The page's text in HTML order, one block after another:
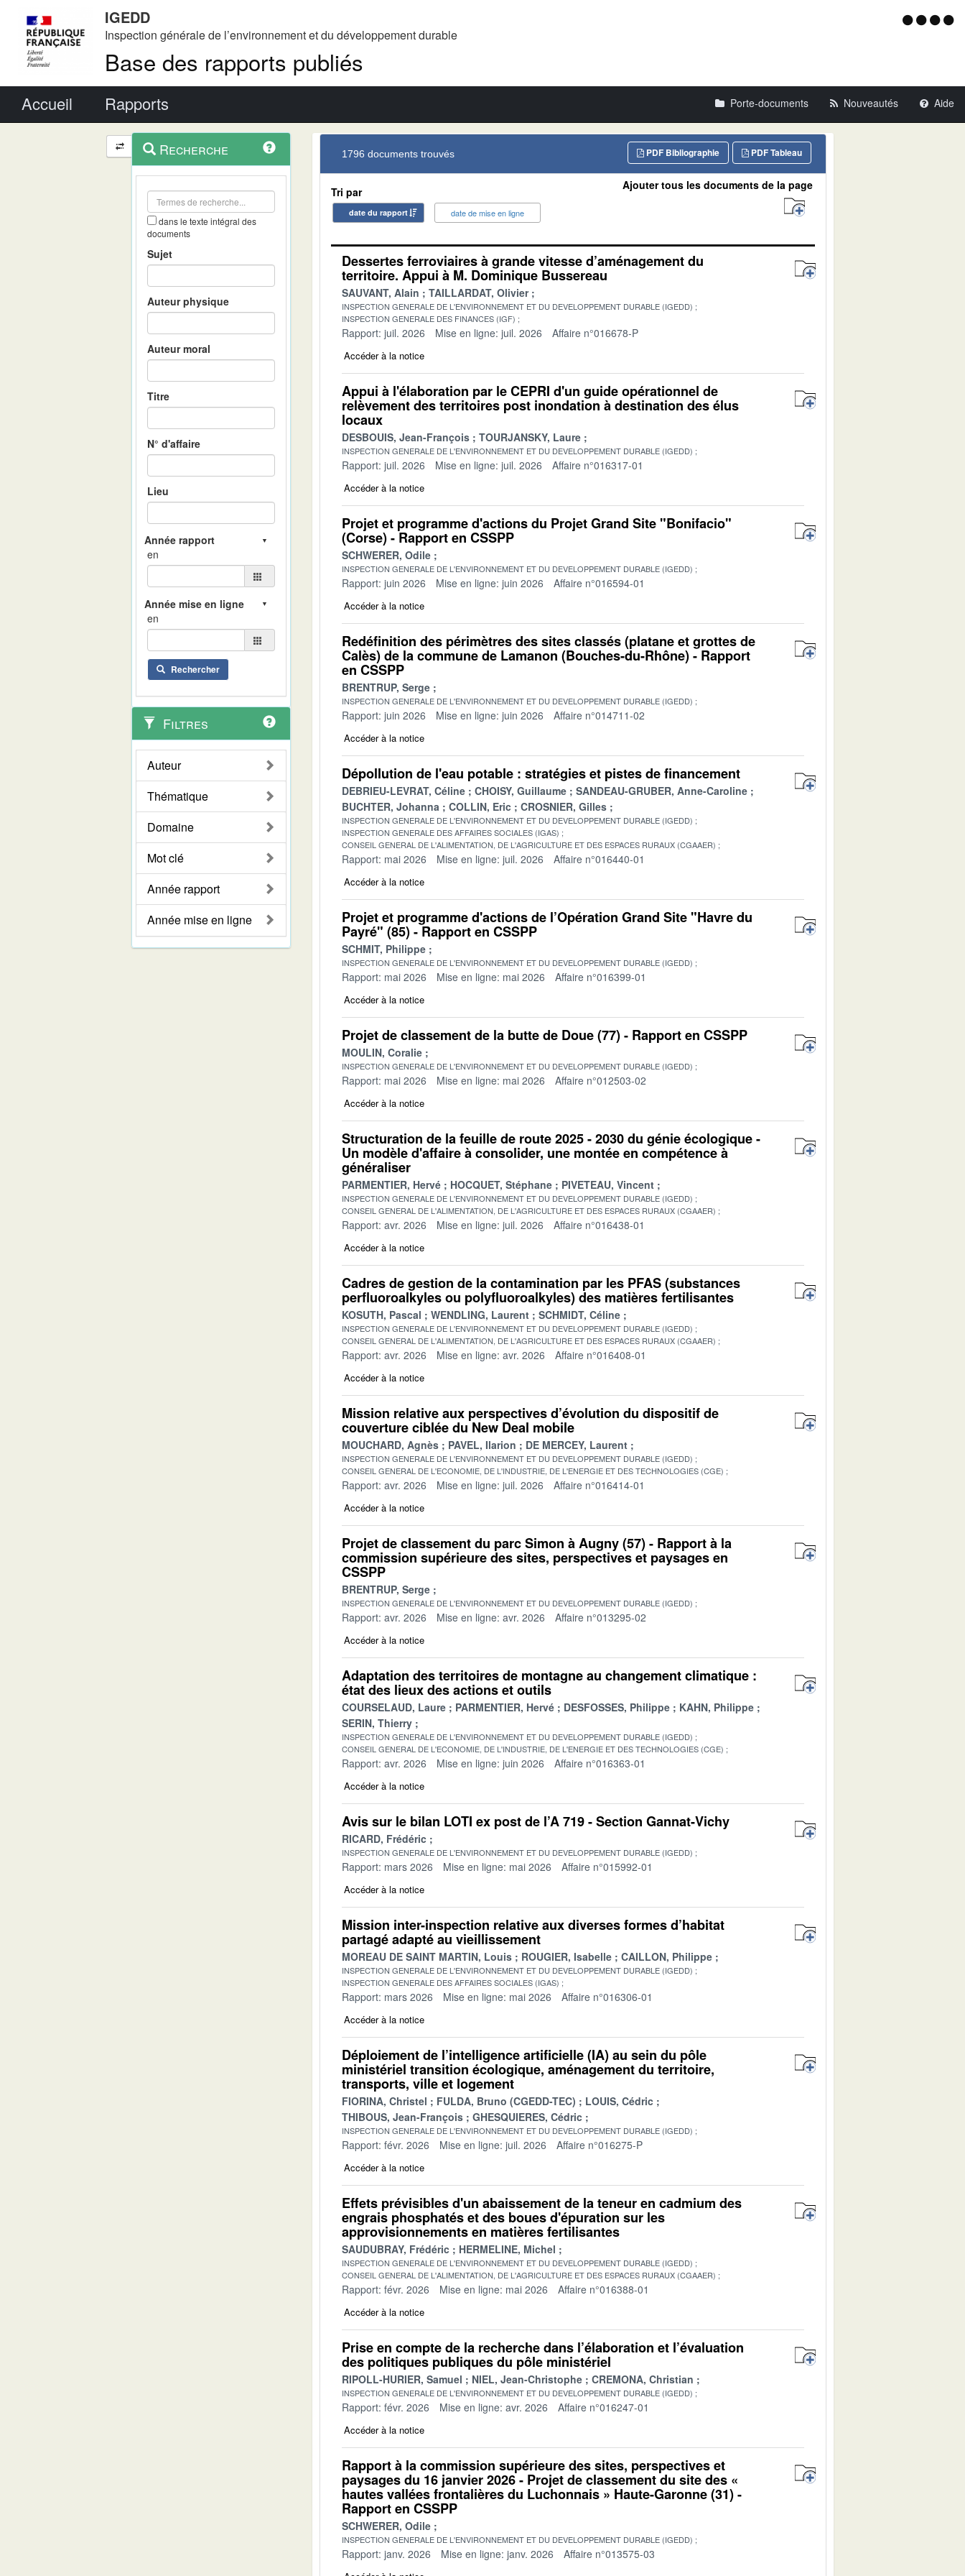
IGEDD
Inspection générale de l’environnement et du développement durable
Base des rapports publiés
Menu
Accueil Rapports Porte-documents Nouveautés Aide
Navigation
et
outils
contextuel
Recherche
dans le texte intégral des
documents
Sujet
Auteur physique
Auteur moral
Titre
N° d'affaire
Lieu
en
en
Rechercher
Filtres
Auteur
Thématique
Domaine
Mot clé
Année rapport
Année mise en ligne
1796 documents trouvés PDF Tableau
PDF Bibliographie
Tri par
date du rapport date de mise en ligne
Ajouter tous les documents de la page
Dessertes ferroviaires à grande vitesse d’aménagement du
territoire. Appui à M. Dominique Bussereau
SAUVANT, Alain TAILLARDAT, Olivier
INSPECTION GENERALE DE L'ENVIRONNEMENT ET DU DEVELOPPEMENT DURABLE (IGEDD)
INSPECTION GENERALE DES FINANCES (IGF)
Rapport: juil. 2026 Mise en ligne: juil. 2026 Affaire n°016678-P
Accéder à la notice
Appui à l'élaboration par le CEPRI d'un guide opérationnel de
relèvement des territoires post inondation à destination des élus
locaux
DESBOUIS, Jean-François TOURJANSKY, Laure
INSPECTION GENERALE DE L'ENVIRONNEMENT ET DU DEVELOPPEMENT DURABLE (IGEDD)
Rapport: juil. 2026 Mise en ligne: juil. 2026 Affaire n°016317-01
Accéder à la notice
Projet et programme d'actions du Projet Grand Site "Bonifacio"
(Corse) - Rapport en CSSPP
SCHWERER, Odile
INSPECTION GENERALE DE L'ENVIRONNEMENT ET DU DEVELOPPEMENT DURABLE (IGEDD)
Rapport: juin 2026 Mise en ligne: juin 2026 Affaire n°016594-01
Accéder à la notice
Redéfinition des périmètres des sites classés (platane et grottes de
Calès) de la commune de Lamanon (Bouches-du-Rhône) - Rapport
en CSSPP
BRENTRUP, Serge
INSPECTION GENERALE DE L'ENVIRONNEMENT ET DU DEVELOPPEMENT DURABLE (IGEDD)
Rapport: juin 2026 Mise en ligne: juin 2026 Affaire n°014711-02
Accéder à la notice
Dépollution de l'eau potable : stratégies et pistes de financement
DEBRIEU-LEVRAT, Céline CHOISY, Guillaume
SANDEAU-GRUBER, Anne-Caroline
BUCHTER, Johanna
COLLIN, Eric CROSNIER, Gilles
INSPECTION GENERALE DE L'ENVIRONNEMENT ET DU DEVELOPPEMENT DURABLE (IGEDD)
INSPECTION GENERALE DES AFFAIRES SOCIALES (IGAS)
CONSEIL GENERAL DE L'ALIMENTATION, DE L'AGRICULTURE ET DES ESPACES RURAUX (CGAAER)
Rapport: mai 2026 Mise en ligne: juil. 2026 Affaire n°016440-01
Accéder à la notice
Projet et programme d'actions de l’Opération Grand Site "Havre du
Payré" (85) - Rapport en CSSPP
SCHMIT, Philippe
INSPECTION GENERALE DE L'ENVIRONNEMENT ET DU DEVELOPPEMENT DURABLE (IGEDD)
Rapport: mai 2026 Mise en ligne: mai 2026 Affaire n°016399-01
Accéder à la notice
Projet de classement de la butte de Doue (77) - Rapport en CSSPP
MOULIN, Coralie
INSPECTION GENERALE DE L'ENVIRONNEMENT ET DU DEVELOPPEMENT DURABLE (IGEDD)
Rapport: mai 2026 Mise en ligne: mai 2026 Affaire n°012503-02
Accéder à la notice
Structuration de la feuille de route 2025 - 2030 du génie écologique -
Un modèle d'affaire à consolider, une montée en compétence à
généraliser
PARMENTIER, Hervé HOCQUET, Stéphane PIVETEAU, Vincent
INSPECTION GENERALE DE L'ENVIRONNEMENT ET DU DEVELOPPEMENT DURABLE (IGEDD)
CONSEIL GENERAL DE L'ALIMENTATION, DE L'AGRICULTURE ET DES ESPACES RURAUX (CGAAER)
Rapport: avr. 2026 Mise en ligne: juil. 2026 Affaire n°016438-01
Accéder à la notice
Cadres de gestion de la contamination par les PFAS (substances
perfluoroalkyles ou polyfluoroalkyles) des matières fertilisantes
KOSUTH, Pascal WENDLING, Laurent SCHMIDT, Céline
INSPECTION GENERALE DE L'ENVIRONNEMENT ET DU DEVELOPPEMENT DURABLE (IGEDD)
CONSEIL GENERAL DE L'ALIMENTATION, DE L'AGRICULTURE ET DES ESPACES RURAUX (CGAAER)
Rapport: avr. 2026 Mise en ligne: avr. 2026 Affaire n°016408-01
Accéder à la notice
Mission relative aux perspectives d’évolution du dispositif de
couverture ciblée du New Deal mobile
MOUCHARD, Agnès PAVEL, Ilarion DE MERCEY, Laurent
INSPECTION GENERALE DE L'ENVIRONNEMENT ET DU DEVELOPPEMENT DURABLE (IGEDD)
CONSEIL GENERAL DE L'ECONOMIE, DE L'INDUSTRIE, DE L'ENERGIE ET DES TECHNOLOGIES (CGE)
Rapport: avr. 2026 Mise en ligne: juil. 2026 Affaire n°016414-01
Accéder à la notice
Projet de classement du parc Simon à Augny (57) - Rapport à la
commission supérieure des sites, perspectives et paysages en
CSSPP
BRENTRUP, Serge
INSPECTION GENERALE DE L'ENVIRONNEMENT ET DU DEVELOPPEMENT DURABLE (IGEDD)
Rapport: avr. 2026 Mise en ligne: avr. 2026 Affaire n°013295-02
Accéder à la notice
Adaptation des territoires de montagne au changement climatique :
état des lieux des actions et outils
COURSELAUD, Laure PARMENTIER, Hervé DESFOSSES, Philippe
KAHN, Philippe
SERIN, Thierry
INSPECTION GENERALE DE L'ENVIRONNEMENT ET DU DEVELOPPEMENT DURABLE (IGEDD)
CONSEIL GENERAL DE L'ECONOMIE, DE L'INDUSTRIE, DE L'ENERGIE ET DES TECHNOLOGIES (CGE)
Rapport: avr. 2026 Mise en ligne: juin 2026 Affaire n°016363-01
Accéder à la notice
Avis sur le bilan LOTI ex post de l’A 719 - Section Gannat-Vichy
RICARD, Frédéric
INSPECTION GENERALE DE L'ENVIRONNEMENT ET DU DEVELOPPEMENT DURABLE (IGEDD)
Rapport: mars 2026 Mise en ligne: mai 2026 Affaire n°015992-01
Accéder à la notice
Mission inter-inspection relative aux diverses formes d’habitat
partagé adapté au vieillissement
MOREAU DE SAINT MARTIN, Louis ROUGIER, Isabelle CAILLON, Philippe
INSPECTION GENERALE DE L'ENVIRONNEMENT ET DU DEVELOPPEMENT DURABLE (IGEDD)
INSPECTION GENERALE DES AFFAIRES SOCIALES (IGAS)
Rapport: mars 2026 Mise en ligne: mai 2026 Affaire n°016306-01
Accéder à la notice
Déploiement de l’intelligence artificielle (IA) au sein du pôle
ministériel transition écologique, aménagement du territoire,
transports, ville et logement
FIORINA, Christel FULDA, Bruno (CGEDD-TEC)
LOUIS, Cédric
THIBOUS, Jean-François
GHESQUIERES, Cédric
INSPECTION GENERALE DE L'ENVIRONNEMENT ET DU DEVELOPPEMENT DURABLE (IGEDD)
Rapport: févr. 2026 Mise en ligne: juil. 2026 Affaire n°016275-P
Accéder à la notice
Effets prévisibles d'un abaissement de la teneur en cadmium des
engrais phosphatés et des boues d'épuration sur les
approvisionnements en matières fertilisantes
SAUDUBRAY, Frédéric HERMELINE, Michel
INSPECTION GENERALE DE L'ENVIRONNEMENT ET DU DEVELOPPEMENT DURABLE (IGEDD)
CONSEIL GENERAL DE L'ALIMENTATION, DE L'AGRICULTURE ET DES ESPACES RURAUX (CGAAER)
Rapport: févr. 2026 Mise en ligne: mai 2026 Affaire n°016388-01
Accéder à la notice
Prise en compte de la recherche dans l’élaboration et l’évaluation
des politiques publiques du pôle ministériel
RIPOLL-HURIER, Samuel NIEL, Jean-Christophe CREMONA, Christian
INSPECTION GENERALE DE L'ENVIRONNEMENT ET DU DEVELOPPEMENT DURABLE (IGEDD)
Rapport: févr. 2026 Mise en ligne: avr. 2026 Affaire n°016247-01
Accéder à la notice
Rapport à la commission supérieure des sites, perspectives et
paysages du 16 janvier 2026 - Projet de classement du site des «
hautes vallées frontalières du Luchonnais » Haute-Garonne (31) -
Rapport en CSSPP
SCHWERER, Odile
INSPECTION GENERALE DE L'ENVIRONNEMENT ET DU DEVELOPPEMENT DURABLE (IGEDD)
Rapport: janv. 2026 Mise en ligne: janv. 2026 Affaire n°013575-03